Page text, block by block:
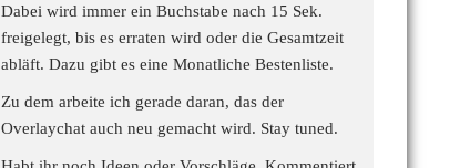
Dabei wird immer ein Buchstabe nach 15 Sek.
freigelegt, bis es erraten wird oder die Gesamtzeit
abläft. Dazu gibt es eine Monatliche Bestenliste.
Zu dem arbeite ich gerade daran, das der
Overlaychat auch neu gemacht wird. Stay tuned.